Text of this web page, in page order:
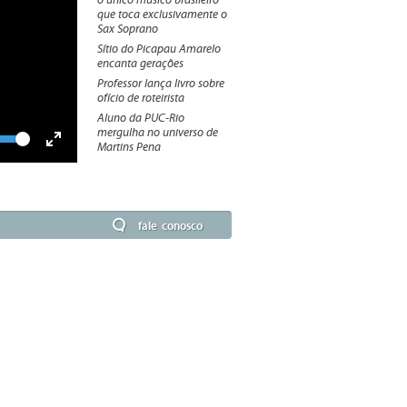
que toca exclusivamente o
Sax Soprano
Sítio do Picapau Amarelo
encanta gerações
Professor lança livro sobre
ofício de roteirista
Aluno da PUC-Rio
mergulha no universo de
Martins Pena
fale conosco